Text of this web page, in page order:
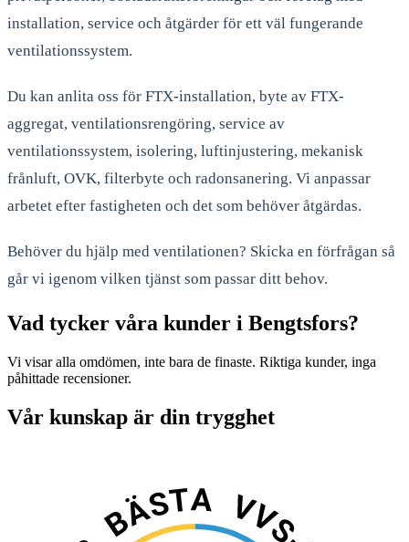
installation, service och åtgärder för ett väl fungerande
ventilationssystem.
Du kan anlita oss för FTX-installation, byte av FTX-
aggregat, ventilationsrengöring, service av
ventilationssystem, isolering, luftinjustering, mekanisk
frånluft, OVK, filterbyte och radonsanering. Vi anpassar
arbetet efter fastigheten och det som behöver åtgärdas.
Behöver du hjälp med ventilationen? Skicka en förfrågan så
går vi igenom vilken tjänst som passar ditt behov.
Vad tycker våra kunder i Bengtsfors?
Vi visar alla omdömen, inte bara de finaste. Riktiga kunder, inga
påhittade recensioner.
Vår kunskap är din trygghet